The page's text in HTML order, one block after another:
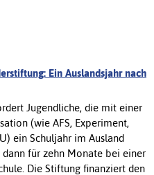
Ein Auslandsjahr nach
Jugendliche, die mit einer
(wie AFS, Experiment,
ein Schuljahr im Ausland
für zehn Monate bei einer
Die Stiftung finanziert den